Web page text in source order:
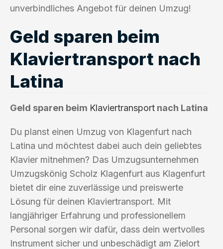
unverbindliches Angebot für deinen Umzug!
Geld sparen beim
Klaviertransport nach
Latina
Geld sparen beim Klaviertransport nach Latina
Du planst einen Umzug von Klagenfurt nach
Latina und möchtest dabei auch dein geliebtes
Klavier mitnehmen? Das Umzugsunternehmen
Umzugskönig Scholz Klagenfurt aus Klagenfurt
bietet dir eine zuverlässige und preiswerte
Lösung für deinen Klaviertransport. Mit
langjähriger Erfahrung und professionellem
Personal sorgen wir dafür, dass dein wertvolles
Instrument sicher und unbeschädigt am Zielort